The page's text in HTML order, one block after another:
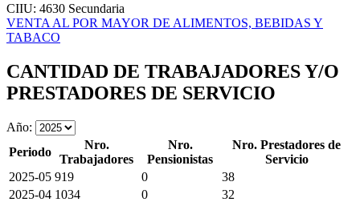
CIIU: 4630 Secundaria
VENTA AL POR MAYOR DE ALIMENTOS, BEBIDAS Y
TABACO
CANTIDAD DE TRABAJADORES Y/O
PRESTADORES DE SERVICIO
Año:
Periodo
Nro.
Trabajadores
Nro.
Pensionistas
Nro. Prestadores de
Servicio
2025-05 919 0
38
2025-04 1034 0
32